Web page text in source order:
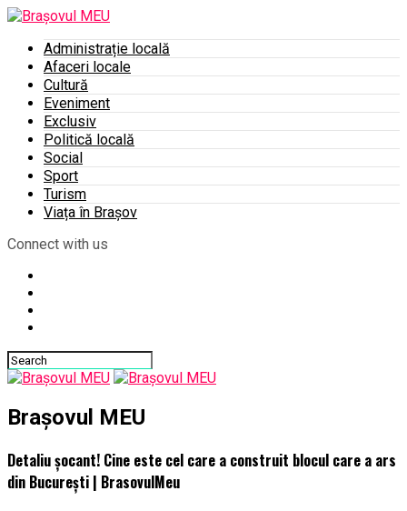
Administrație locală
Afaceri locale
Cultură
Eveniment
Exclusiv
Politică locală
Social
Sport
Turism
Viața în Brașov
Connect with us
Brașovul MEU
Detaliu șocant! Cine este cel care a construit blocul care a ars
din București | BrasovulMeu